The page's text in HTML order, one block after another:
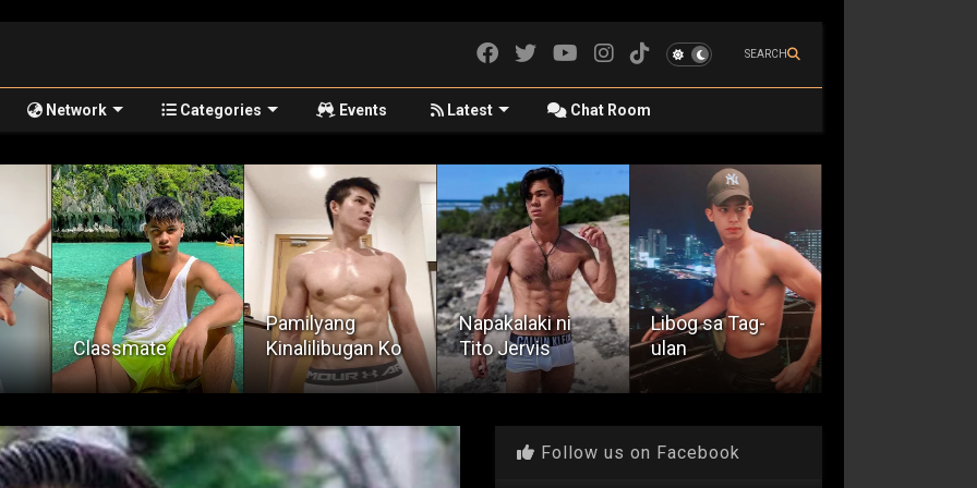
SEARCH
Network Categories Events Latest Chat Room
Pamilyang
Kinalilibugan Ko
Napakalaki ni
Tito Jervis
Libog sa Tag-
ulan
May Pagka-
exhibitionist Ako
Follow us on Facebook